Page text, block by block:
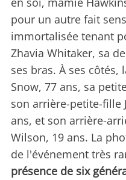
pour un autre fait
immortalisée tenant
Zhavia Whitaker, sa
ses bras. À ses côtés,
Snow, 77 ans, sa
son arrière-petite-fille
ans, et son arrière-
Wilson, 19 ans. La
de l'événement très
présence de six